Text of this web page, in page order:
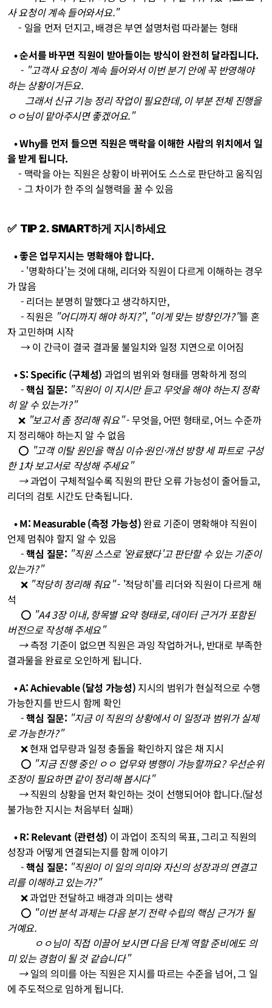
사 요청이 계속 들어와서요."
     - 일을 먼저 던지고, 배경은 부연 설명처럼 따라붙는 형태
   • 순서를 바꾸면 직원이 받아들이는 방식이 완전히 달라집니다.
- "고객사 요청이 계속 들어와서 이번 분기 안에 꼭 반영해야
하는 상황이거든요.
ㅇㅇ님이 맡아주시면 좋겠어요."
   • Why를 먼저 들으면 직원은 맥락을 이해한 사람의 위치에서 일
을 받게 됩니다.
     - 그 차이가 한 주의 실행력을 꿀 수 있음
✅  TIP 2. SMART하게 지시하세요
   • 좋은 업무지시는 명확해야 합니다.
- '명확하다'는 것에 대해, 리더와 직원이 다르게 이해하는 경우
가 많음
- 리더는 분명히 말했다고 생각하지만,
- 직원은 "어디까지 해야 하지?", "이게 맞는 방향인가?"를 혼
자 고민하며 시작
→ 이 간극이 결국 결과물 불일치와 일정 지연으로 이어짐
   • S: Specific (구체성)
과업의 범위와 형태를 명확하게 정의
- 핵심 질문: "직원이 이 지시만 듣고 무엇을 해야 하는지 정확
히 알 수 있는가?"
❌ "보고서 좀 정리해 줘요" - 무엇을, 어떤 형태로, 어느 수준까
지 정리해야 하는지 알 수 없음
     ⭕
"고객 이탈 원인을 핵심 이슈·원인·개선 방향 세 파트로 구성
한 1차 보고서로 작성해 주세요"
     →
과업이 구체적일수록 직원의 판단 오류 가능성이 줄어들고,
리더의 검토 시간도 단축됩니다.
   • M: Measurable (측정 가능성)
완료 기준이 명확해야 직원이
언제 멈춰야 할지 알 수 있음
- 핵심 질문: "직원 스스로 '완료됐다'고 판단할 수 있는 기준이
있는가?"
❌ "적당히 정리해 줘요" - '적당히'를 리더와 직원이 다르게 해
석
⭕ "A4 3장 이내, 항목별 요약 형태로, 데이터 근거가 포함된
버전으로 작성해 주세요"
     →
측정 기준이 없으면 직원은 과잉 작업하거나, 반대로 부족한
결과물을 완료로 오인하게 됩니다.
   • A: Achievable (달성 가능성)
지시의 범위가 현실적으로 수행
가능한지를 반드시 함께 확인
- 핵심 질문: "지금 이 직원의 상황에서 이 일정과 범위가 실제
로 가능한가?"
❌ 현재 업무량과 일정 충돌을 확인하지 않은 채 지시
⭕ "지금 진행 중인 ㅇㅇ 업무와 병행이 가능할까요? 우선순위
조정이 필요하면 같이 정리해 봅시다"
     →
직원의 상황을 먼저 확인하는 것이 선행되어야 합니다.(달성
불가능한 지시는 처음부터 실패)
   • R: Relevant (관련성)
이 과업이 조직의 목표, 그리고 직원의
성장과 어떻게 연결되는지를 함께 이야기
- 핵심 질문: "직원이 이 일의 의미와 자신의 성장과의 연결고
리를 이해하고 있는가?"
❌ 과업만 전달하고 배경과 의미는 생략
⭕ "이번 분석 과제는 다음 분기 전략 수립의 핵심 근거가 될
거예요.
미 있는 경험이 될 것 같습니다"
     →
일의 의미를 아는 직원은 지시를 따르는 수준을 넘어, 그 일
에 주도적으로 임하게 됩니다.